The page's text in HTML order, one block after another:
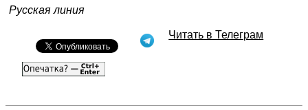
Русская линия
Читать в Телеграм